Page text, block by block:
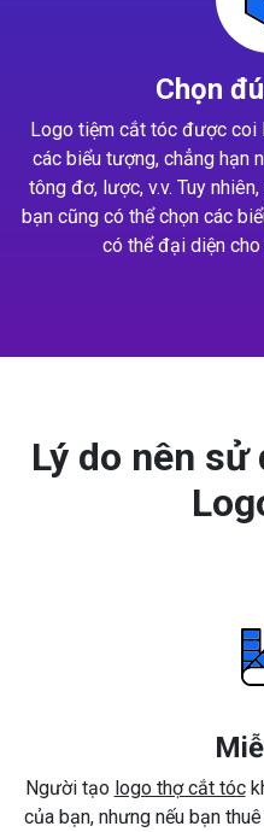
Chọn
Logo tiệm cắt tóc được coi
các biểu tượng, chẳng hạn
tông đơ, lược, v.v. Tuy
bạn cũng có thể chọn các
có thể đại diện
Lý do nên
Người tạo logo thợ cắt tóc
của bạn, nhưng nếu bạn